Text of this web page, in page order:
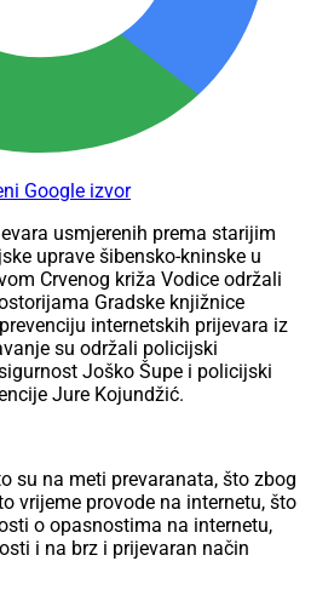
Google izvor
usmjerenih prema starijim
uprave šibensko-kninske u
Crvenog križa Vodice održali
Gradske knjižnice
internetskih prijevara iz
su održali policijski
Joško Šupe i policijski
Jure Kojundžić.
su na meti prevaranata, što zbog
vrijeme provode na internetu, što
o opasnostima na internetu,
i na brz i prijevaran način